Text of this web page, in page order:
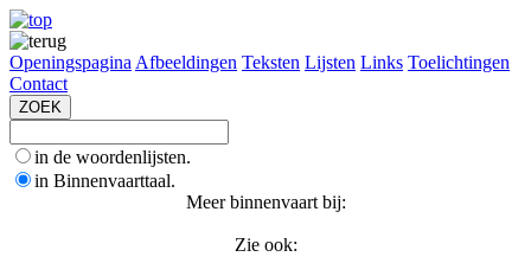
Openingspagina Afbeeldingen Teksten Lijsten Links Toelichtingen
Contact
in de woordenlijsten.
in Binnenvaarttaal.
Meer binnenvaart bij:
Zie ook: